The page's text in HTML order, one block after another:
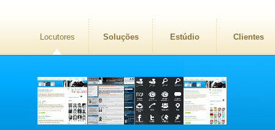
Locutores Soluções Estúdio Clientes